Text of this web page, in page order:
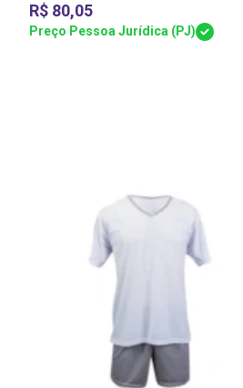
R$ 80,05
Preço Pessoa Jurídica (PJ)